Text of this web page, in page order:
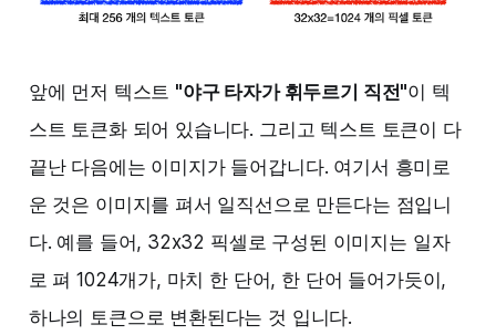
앞에 먼저 텍스트 "야구 타자가 휘두르기 직전"이 텍
스트 토큰화 되어 있습니다. 그리고 텍스트 토큰이 다
끝난 다음에는 이미지가 들어갑니다. 여기서 흥미로
운 것은 이미지를 펴서 일직선으로 만든다는 점입니
다. 예를 들어, 32x32 픽셀로 구성된 이미지는 일자
로 펴 1024개가, 마치 한 단어, 한 단어 들어가듯이,
하나의 토큰으로 변환된다는 것 입니다.